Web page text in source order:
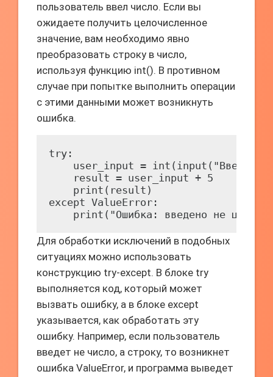
пользователь ввел число. Если вы
ожидаете получить целочисленное
значение, вам необходимо явно
преобразовать строку в число,
используя функцию int(). В противном
случае при попытке выполнить операции
с этими данными может возникнуть
ошибка.
try:
user_input = int(input("Введите
    result = user_input + 5
    print(result)
except ValueError:
print("Ошибка: введено не целое
Для обработки исключений в подобных
ситуациях можно использовать
конструкцию try-except. В блоке try
выполняется код, который может
вызвать ошибку, а в блоке except
указывается, как обработать эту
ошибку. Например, если пользователь
введет не число, а строку, то возникнет
ошибка ValueError, и программа выведет